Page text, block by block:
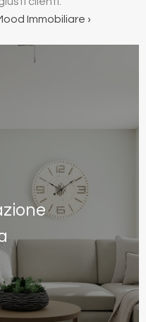
Immobiliare ›